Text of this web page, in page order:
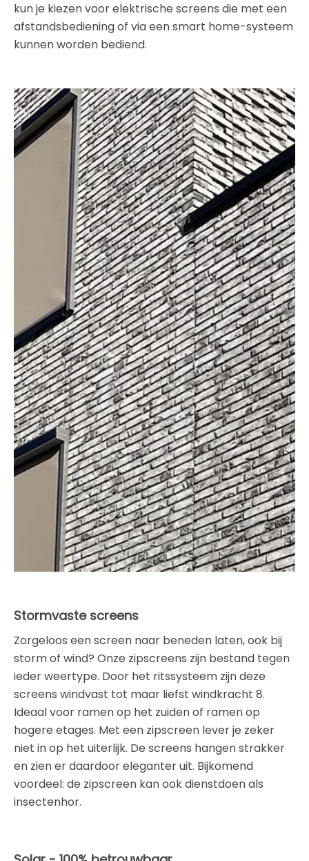
kun je kiezen voor elektrische screens die met een
afstandsbediening of via een smart home-systeem
kunnen worden bediend.
Stormvaste screens
Zorgeloos een screen naar beneden laten, ook bij
storm of wind? Onze zipscreens zijn bestand tegen
ieder weertype. Door het ritssysteem zijn deze
screens windvast tot maar liefst windkracht 8.
Ideaal voor ramen op het zuiden of ramen op
hogere etages. Met een zipscreen lever je zeker
niet in op het uiterlijk. De screens hangen strakker
en zien er daardoor eleganter uit. Bijkomend
voordeel: de zipscreen kan ook dienstdoen als
insectenhor.